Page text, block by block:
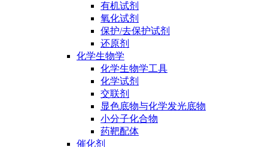
有机试剂
氧化试剂
保护/去保护试剂
还原剂
化学生物学
化学生物学工具
化学试剂
交联剂
显色底物与化学发光底物
小分子化合物
药靶配体
催化剂